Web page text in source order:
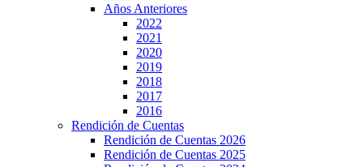
Años Anteriores
2022
2021
2020
2019
2018
2017
2016
Rendición de Cuentas
Rendición de Cuentas 2026
Rendición de Cuentas 2025